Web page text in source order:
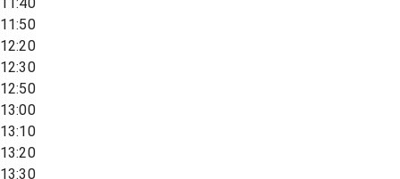
11:50
12:20
12:30
12:50
13:00
13:10
13:20
13:30